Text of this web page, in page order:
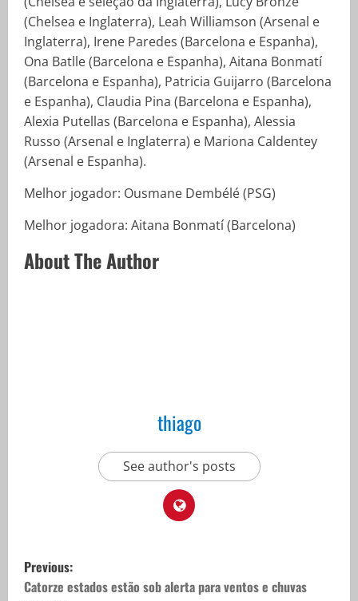
(Chelsea e Inglaterra), Leah Williamson (Arsenal e
Inglaterra), Irene Paredes (Barcelona e Espanha),
Ona Batlle (Barcelona e Espanha), Aitana Bonmatí
(Barcelona e Espanha), Patricia Guijarro (Barcelona
e Espanha), Claudia Pina (Barcelona e Espanha),
Alexia Putellas (Barcelona e Espanha), Alessia
Russo (Arsenal e Inglaterra) e Mariona Caldentey
(Arsenal e Espanha).
Melhor jogador: Ousmane Dembélé (PSG)
Melhor jogadora: Aitana Bonmatí (Barcelona)
About The Author
thiago
See author's posts
P
Previous:
Catorze estados estão sob alerta para ventos e chuvas